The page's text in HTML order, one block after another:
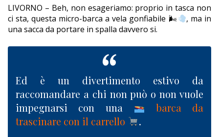
EDITORIALI
LIVORNO – Beh, non esageriamo: proprio in tasca non
ci sta, questa micro-barca a vela gonfiabile 🌬
, ma in
una sacca da portare in spalla davvero si.
Ed è un divertimento estivo da
raccomandare a chi non può o non vuole
impegnarsi con una
barca da
trascinare con il carrello
.